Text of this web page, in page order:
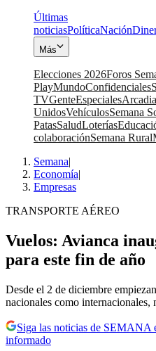
Últimas
noticiasPolíticaNación
Más
Elecciones 2026Foros
PlayMundoConfidenciales
TVGenteEspecialesArcadia
UnidosVehículosSemana
PatasSaludLoterías
colaboraciónSemana Rural
Semana|
Economía|
Empresas
TRANSPORTE AÉREO
Vuelos: Avianca
para este fin de año
Desde el 2 de diciembre
nacionales como internacionales,
Siga las noticias de SEMANA
informado